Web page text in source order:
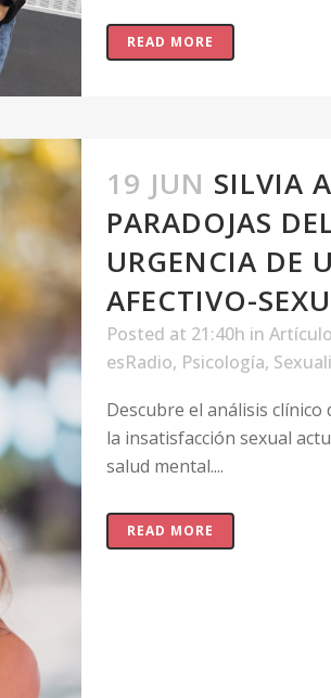
READ MORE
19 JUN SILVIA
PARADOJAS
URGENCIA DE
AFECTIVO-
Posted at 21:40h in
esRadio, Psicología,
Descubre el análisis clínico
la insatisfacción sexual
salud mental....
READ MORE